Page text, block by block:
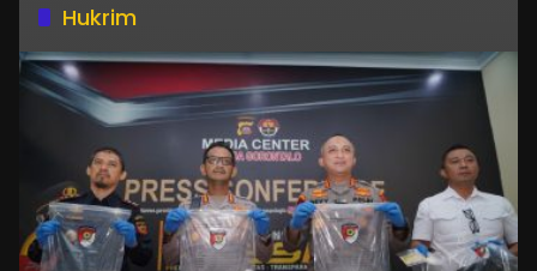
Hukrim